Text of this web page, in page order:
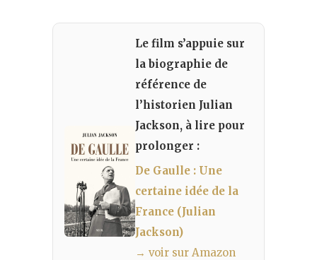
Le film s’appuie sur
la biographie de
référence de
l’historien Julian
Jackson, à lire pour
prolonger :
De Gaulle : Une
certaine idée de la
France (Julian
Jackson)
→ voir sur Amazon